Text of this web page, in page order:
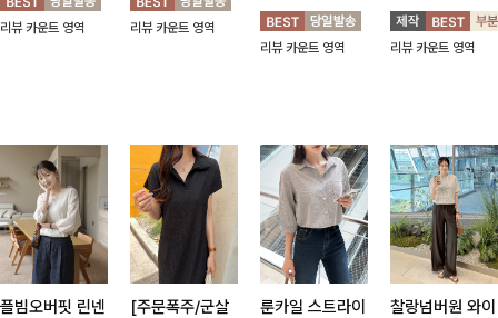
슬림한 실루엣을 연출
해주며, 자연스럽게
리뷰 카운트 영역
체형을 자연스럽게 커
버해주며 여성스럽게
리뷰 카운트 영역
팬츠 🤍 자연스럽게
떨어지는 커브핏이 멋
스러운 실루엣을 연출
리뷰 카운트 영역
굴을 밝혀주는 컬러와
함께 해요-
리뷰 카운트 영역
플빔오버핏 린넨
[주문폭주/군살
룬카일 스트라이
찰랑넘버원 와이